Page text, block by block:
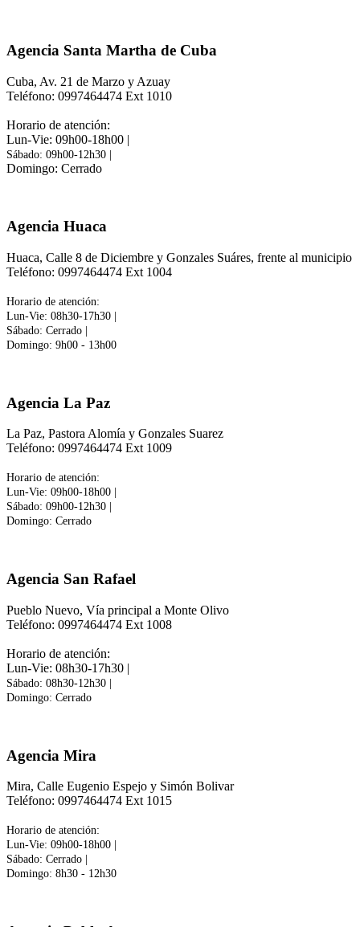
Agencia Santa Martha de Cuba
Cuba, Av. 21 de Marzo y Azuay
Teléfono: 0997464474 Ext 1010
Horario de atención:
Lun-Vie: 09h00-18h00 |
Sábado: 09h00-12h30 |
Domingo: Cerrado
Agencia Huaca
Huaca, Calle 8 de Diciembre y Gonzales Suáres, frente al municipio
Teléfono: 0997464474 Ext 1004
Horario de atención:
Lun-Vie: 08h30-17h30 |
Sábado: Cerrado
Domingo: 9h00 - 13h00
Agencia La Paz
La Paz, Pastora Alomía y Gonzales Suarez
Teléfono: 0997464474 Ext 1009
Horario de atención:
Lun-Vie: 09h00-18h00 |
Sábado: 09h00-12h30 |
Domingo: Cerrado
Agencia San Rafael
Pueblo Nuevo, Vía principal a Monte Olivo
Teléfono: 0997464474 Ext 1008
Horario de atención:
Lun-Vie: 08h30-17h30 |
Sábado: 08h30-12h30 |
Domingo: Cerrado
Agencia Mira
Mira, Calle Eugenio Espejo y Simón Bolivar
Teléfono: 0997464474 Ext 1015
Horario de atención:
Lun-Vie: 09h00-18h00 |
Sábado: Cerrado |
Domingo: 8h30 - 12h30